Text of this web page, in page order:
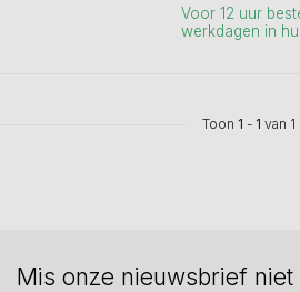
Voor 12 uur
werkdagen in
Toon 1 - 1 van 1
Mis onze nieuwsbrief niet